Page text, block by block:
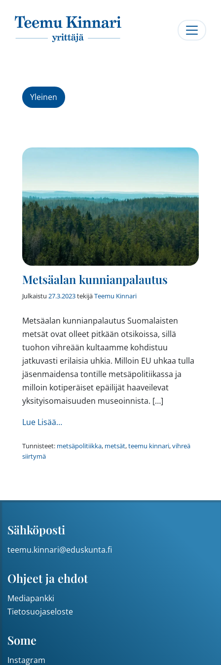
Päävalikko
Yleinen
Metsäalan kunnianpalautus
Julkaistu 27.3.2023tekijäTeemu Kinnari
Metsäalan kunnianpalautus Suomalaisten
metsät ovat olleet pitkään otsikoissa, sillä
tuohon vihreään kultaamme kohdistuu
jatkuvasti erilaisia uhkia. Milloin EU uhkaa tulla
jäsenmaidensa tontille metsäpolitiikassa ja
milloin kotiperäiset epäilijät haaveilevat
yksityisomaisuuden museoinnista. […]
Lue Lisää…from Metsäalan kunnianpalautus
Tunnisteet: metsäpolitiikka, metsät,teemu kinnari,vihreä
siirtymä
Sähköposti
teemu.kinnari@eduskunta.fi
Ohjeet ja ehdot
Mediapankki
Tietosuojaseloste
Some
Instagram